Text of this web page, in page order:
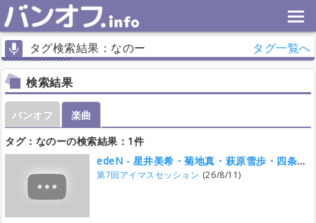
タグ検索結果：なのー タグ一覧へ
検索結果
バンオフ
楽曲
タグ：なのーの検索結果：1件
edeN - 星井美希・菊地真・萩原雪歩・四条貴音
第7回アイマスセッション (26/8/11)